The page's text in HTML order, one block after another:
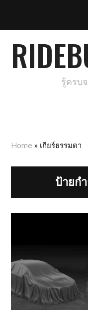
รู้ครบ
Home » เกียร์ธรรมดา
ป้ายก